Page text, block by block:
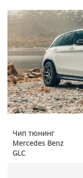
Чип тюнинг
Mercedes Benz
GLC